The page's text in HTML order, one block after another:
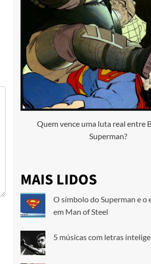
Quem vence uma luta real entre
Superman?
MAIS LIDOS
O símbolo do Superman e o
em Man of Steel
5 músicas com letras